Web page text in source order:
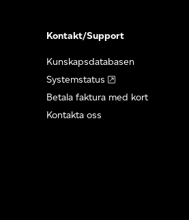
Kontakt/Support
Kunskapsdatabasen
Systemstatus
Betala faktura med kort
Kontakta oss